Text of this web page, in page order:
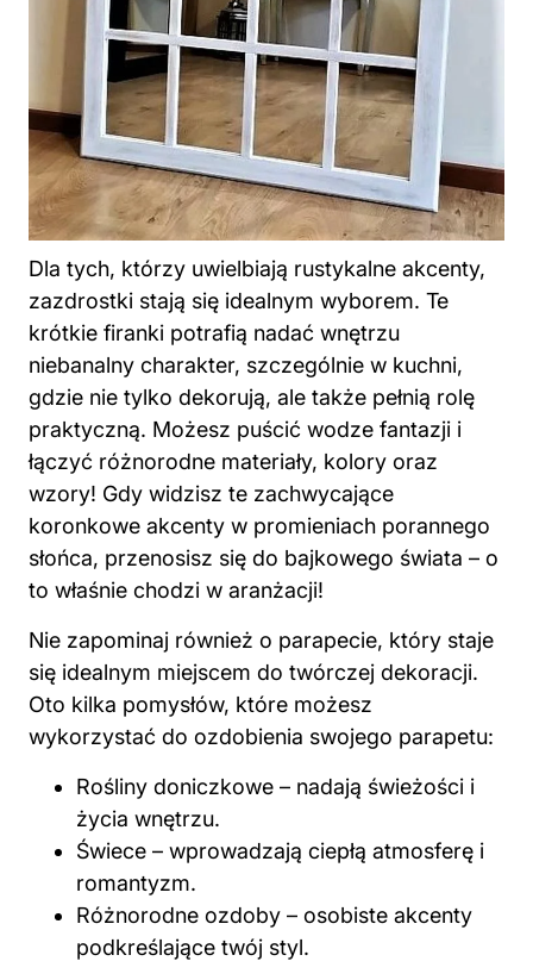
Dla tych, którzy uwielbiają rustykalne akcenty,
zazdrostki stają się idealnym wyborem. Te
krótkie firanki potrafią nadać wnętrzu
niebanalny charakter, szczególnie w kuchni,
gdzie nie tylko dekorują, ale także pełnią rolę
praktyczną. Możesz puścić wodze fantazji i
łączyć różnorodne materiały, kolory oraz
wzory! Gdy widzisz te zachwycające
koronkowe akcenty w promieniach porannego
słońca, przenosisz się do bajkowego świata – o
to właśnie chodzi w aranżacji!
Nie zapominaj również o parapecie, który staje
się idealnym miejscem do twórczej dekoracji.
Oto kilka pomysłów, które możesz
wykorzystać do ozdobienia swojego parapetu:
Rośliny doniczkowe – nadają świeżości i
życia wnętrzu.
Świece – wprowadzają ciepłą atmosferę i
romantyzm.
Różnorodne ozdoby – osobiste akcenty
podkreślające twój styl.